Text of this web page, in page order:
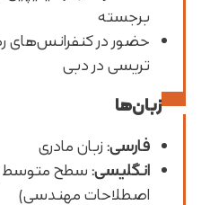
برجسته
حضور در کنفرانس‌های
تریسی در دبی
زبان‌ها
فارسی: زبان مادری
انگلیسی: سطح متوسط
اصطلاحات مهندسی)